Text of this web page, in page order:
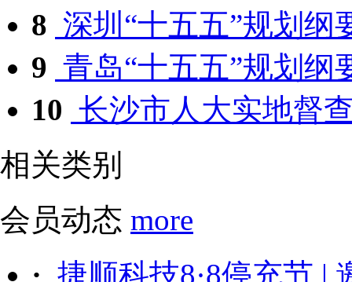
8 深圳“十五五”规划纲
9 青岛“十五五”规划纲
10 长沙市人大实地督
相关类别
会员动态 more
· 捷顺科技8·8停充节 |